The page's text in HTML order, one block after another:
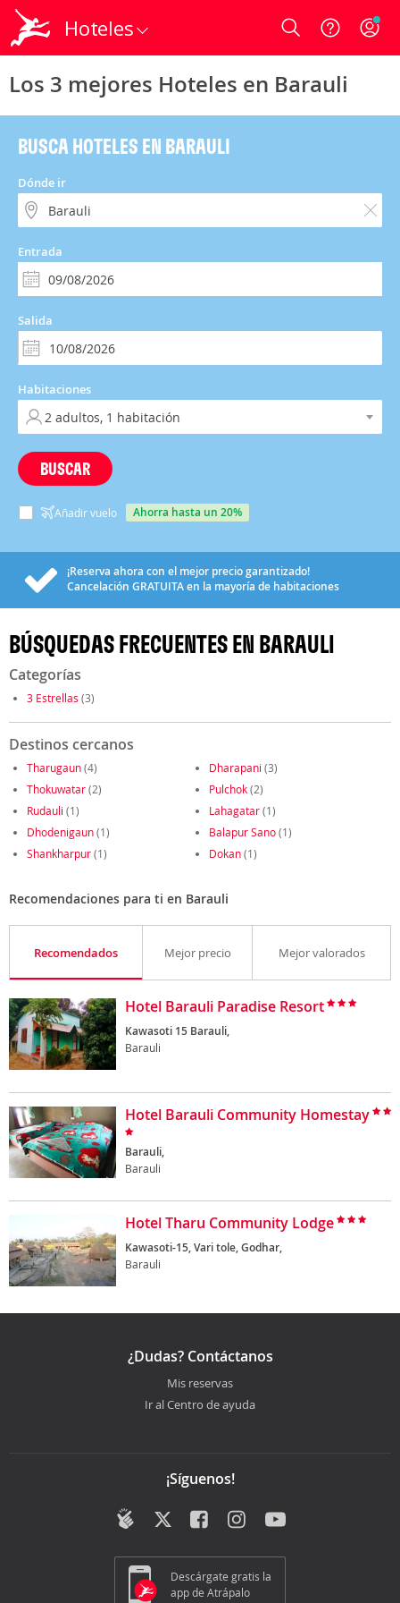
Hoteles Login
Los 3 mejores Hoteles en Barauli
BUSCA HOTELES EN BARAULI
Dónde ir
Entrada
Salida
Habitaciones
BUSCAR
Añadir vuelo ahorra hasta un 20%
¡Reserva ahora con el mejor precio garantizado!
Cancelación GRATUITAen la mayoría de habitaciones
BÚSQUEDAS FRECUENTES EN BARAULI
Categorías
3 Estrellas (3)
Destinos cercanos
Tharugaun(4) Dharapani (3)
Thokuwatar(2) Pulchok(2)
Rudauli (1) Lahagatar(1)
Dhodenigaun(1) Balapur Sano(1)
Shankharpur(1) Dokan(1)
Recomendaciones para ti en Barauli
Recomendados Mejor precio Mejor valorados
Hotel Barauli Paradise Resort
Kawasoti 15 Barauli,
Barauli
Hotel Barauli Community Homestay
Barauli,
Barauli
Hotel Tharu Community Lodge
Kawasoti-15, Vari tole, Godhar,
Barauli
¿Dudas? Contáctanos
Mis reservas
Ir al Centro de ayuda
¡Síguenos!
Descárgate gratis la
app de Atrápalo